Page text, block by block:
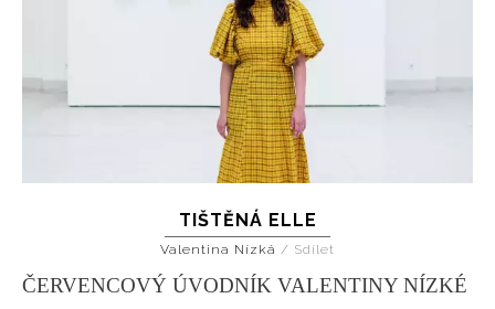
TIŠTĚNÁ ELLE
Valentina Nízká / Sdílet
ČERVENCOVÝ ÚVODNÍK VALENTINY NÍZKÉ